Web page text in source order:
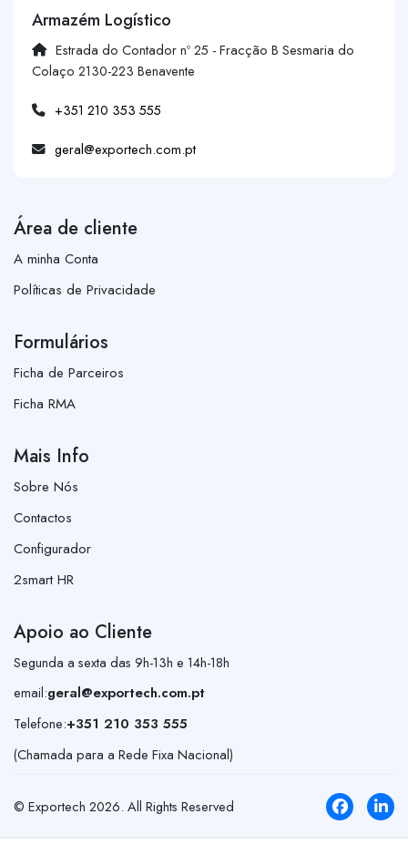
Armazém Logístico
Estrada do Contador nº 25 - Fracção B Sesmaria do
Colaço 2130-223 Benavente
+351 210 353 555
geral@exportech.com.pt
Área de cliente
A minha Conta
Políticas de Privacidade
Formulários
Ficha de Parceiros
Ficha RMA
Mais Info
Sobre Nós
Contactos
Configurador
2smart HR
Apoio ao Cliente
Segunda a sexta das 9h-13h e 14h-18h
email:geral@exportech.com.pt
Telefone:+351 210 353 555
(Chamada para a Rede Fixa Nacional)
© Exportech 2026. All Rights Reserved